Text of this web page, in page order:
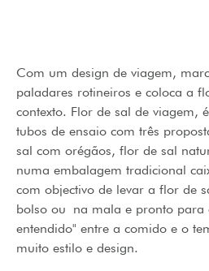
Com um design de viagem,
paladares rotineiros e coloca a
contexto. Flor de sal de viagem,
tubos de ensaio com três
sal com orégãos, flor de sal
numa embalagem tradicional
com objectivo de levar a flor de
bolso ou na mala e pronto
entendido" entre a comido e o
muito estilo e design.